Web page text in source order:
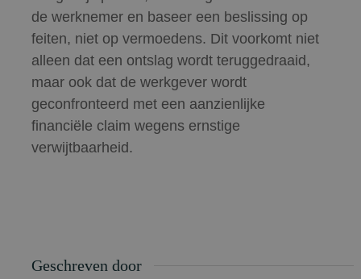
de werknemer en baseer een beslissing op
feiten, niet op vermoedens. Dit voorkomt niet
alleen dat een ontslag wordt teruggedraaid,
maar ook dat de werkgever wordt
geconfronteerd met een aanzienlijke
financiële claim wegens ernstige
verwijtbaarheid.
Geschreven door